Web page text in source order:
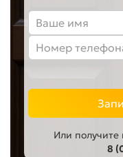
Или получите
8